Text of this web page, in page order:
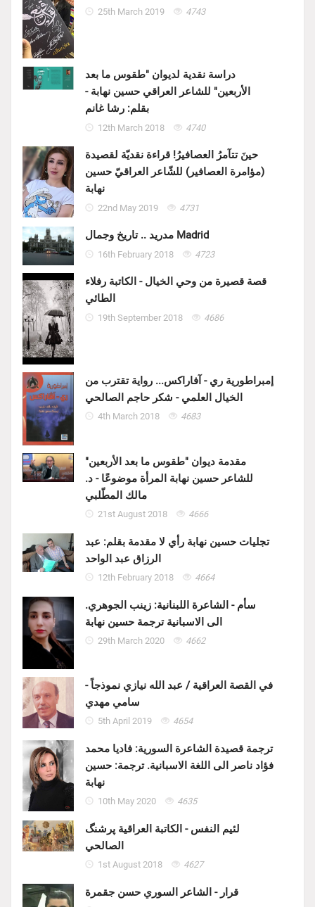
25th March 2019 4743
دراسة نقدية لديوان "طقوس ما بعد
الأربعين" للشاعر العراقي حسين نهابة -
بقلم: رشا غانم
12th March 2018 4740
حينَ تتآمرُ العصافيرُ! قراءة نقديّة لقصيدة
(مؤامرة العصافير) للشّاعر العراقيّ حسين
نهابة
22nd May 2019 4731
مدريد .. تاريخ وجمال Madrid
16th February 2018 4723
قصة قصيرة من وحي الخيال - الكاتبة رفلاء
الطائي
19th September 2018 4686
إمبراطورية ري - آفاراكس... رواية تقترب من
الخيال العلمي - شكر حاجم الصالحي
4th March 2018 4683
مقدمة ديوان "طقوس ما بعد الأربعين"
للشاعر حسين نهابة المرأة موضوعًا - د.
مالك المطّلبي
21st August 2018 4666
تجليات حسين نهابة رأي لا مقدمة بقلم: عبد
الرزاق عبد الواحد
12th February 2018 4664
سأم - الشاعرة اللبنانية: زينب الجوهري.
الى الاسبانية ترجمة حسين نهابة
29th March 2020 4662
في القصة العراقية / عبد الله نيازي نموذجاً -
سامي مهدي
5th April 2019 4654
ترجمة قصيدة الشاعرة السورية: فاديا محمد
فؤاد ناصر الى اللغة الاسبانية. ترجمة: حسين
نهابة
10th May 2020 4635
لئيم النفس - الكاتبة العراقية پرشنگ
الصالحي
1st August 2018 4627
قرار - الشاعر السوري حسن جقمرة